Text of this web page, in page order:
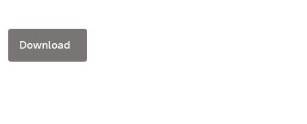
Download